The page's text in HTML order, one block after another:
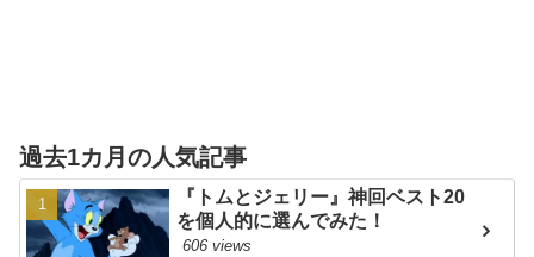
過去1カ月の人気記事
『トムとジェリー』神回ベスト20
を個人的に選んでみた！
606 views